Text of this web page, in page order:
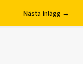
Nästa Inlägg →